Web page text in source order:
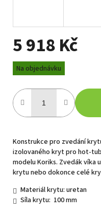
5 918 Kč
Měrná
cena:
Na objednávku
Konstrukce pro zvedání
izolovaného kryt pro hot-
modelu Koriks. Zvedák víka
krytu nebo dokonce celé
Materiál krytu: uretan
Síla krytu: 100 mm